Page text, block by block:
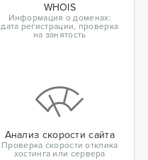
WHOIS
Информация о доменах:
дата регистрации, проверка
на занятость
Анализ скорости сайта
Проверка скорости отклика
хостинга или сервера